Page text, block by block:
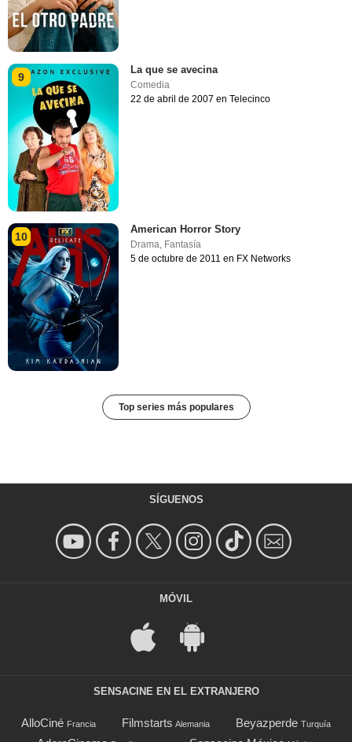
9
La que se avecina
Comedia
22 de abril de 2007 en Telecinco
10
American Horror Story
Drama, Fantasía
5 de octubre de 2011 en FX Networks
Top series más populares
SÍGUENOS
MÓVIL
SENSACINE EN EL EXTRANJERO
AlloCiné Francia Filmstarts Alemania Beyazperde Turquía